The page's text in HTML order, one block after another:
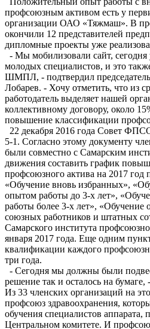
профсоюзным активом есть у
организации ОАО «Тяжмаш». В
окончили 12 представителей
дипломные проекты уже
- Мы мобилизовали сайт, сегодня
молодых специалистов, и это
ШМПЛ, - подтвердил
Лобарев. - Хочу отметить, что из
работодатель выделяет нашей
коллективному договору, около
повышение классификации
22 декабря 2016 года Совет
5-1. Согласно этому документу
были совместно с Самарским
движения составить график
профсоюзного актива на 2017 год
«Обучение вновь избранных»,
опытом работы до 3-х лет»,
работы более 3-х лет»,
союзных работников и штатных
Самарского института
января 2017 года. Еще одним
квалификации каждого
три года.
- Сегодня мы должны были
решение так и осталось на
Из 33 членских организаций на
профсоюз здравоохранения,
обучения специалистов аппарата,
Центральном комитете. И